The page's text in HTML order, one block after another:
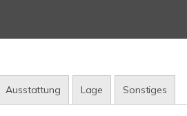
Ausstattung Lage Sonstiges